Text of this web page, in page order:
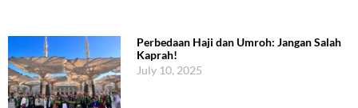
Perbedaan Haji dan Umroh: Jangan Salah
Kaprah!
July 10, 2025